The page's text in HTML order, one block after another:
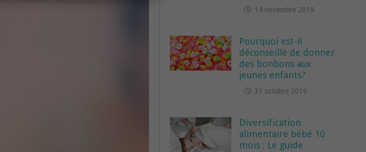
14 novembre 2019
Pourquoi est-il
déconseillé de donner
des bonbons aux
jeunes enfants?
31 octobre 2019
Diversification
alimentaire bébé 10
mois : Le guide